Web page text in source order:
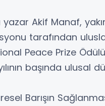
Akif Manaf,
tarafından
Peace Prize
başında ulusal
Barışın